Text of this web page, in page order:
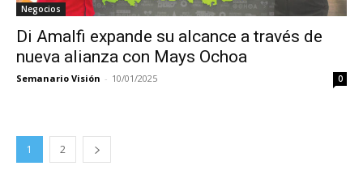
Negocios
Di Amalfi expande su alcance a través de
nueva alianza con Mays Ochoa
Semanario Visión - 10/01/2025 0
1 2